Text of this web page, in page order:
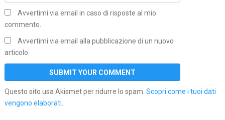
Avvertimi via email in caso di risposte al mio
commento.
Avvertimi via email alla pubblicazione di un nuovo
articolo.
Questo sito usa Akismet per ridurre lo spam. Scopri come i tuoi dati
vengono elaborati.